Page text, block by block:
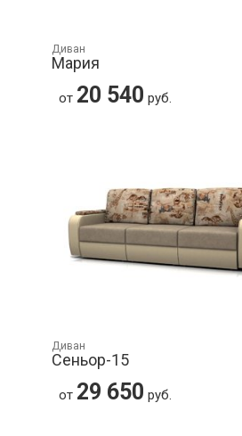
Диван
Мария
от 20 540 руб.
Диван
Сеньор-15
от 29 650 руб.